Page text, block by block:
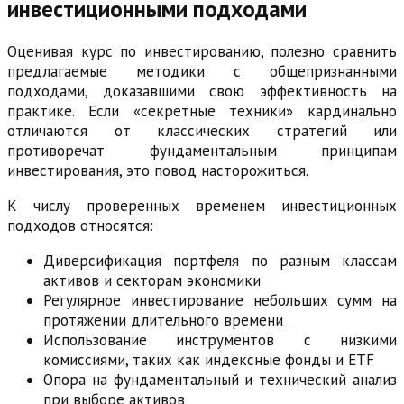
инвестиционными подходами
Оценивая курс по инвестированию, полезно сравнить
предлагаемые методики с общепризнанными
подходами, доказавшими свою эффективность на
практике. Если «секретные техники» кардинально
отличаются от классических стратегий или
противоречат фундаментальным принципам
инвестирования, это повод насторожиться.
К числу проверенных временем инвестиционных
подходов относятся:
Диверсификация портфеля по разным классам
активов и секторам экономики
Регулярное инвестирование небольших сумм на
протяжении длительного времени
Использование инструментов с низкими
комиссиями, таких как индексные фонды и ETF
Опора на фундаментальный и технический анализ
при выборе активов